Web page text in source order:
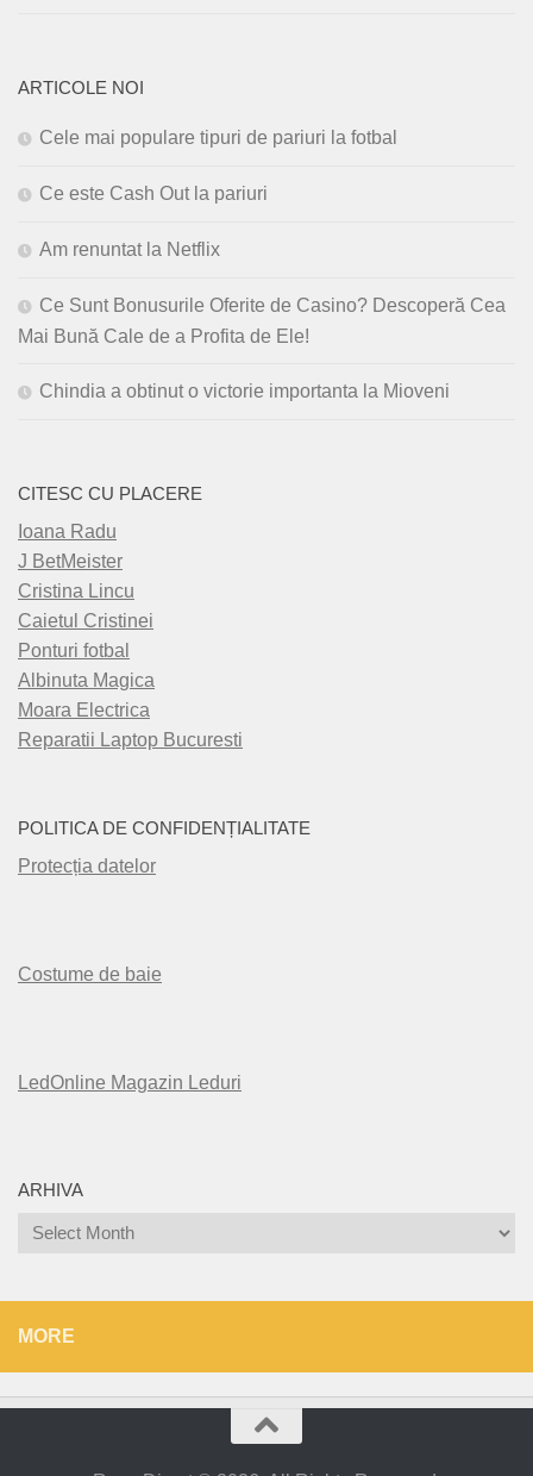
ARTICOLE NOI
Cele mai populare tipuri de pariuri la fotbal
Ce este Cash Out la pariuri
Am renuntat la Netflix
Ce Sunt Bonusurile Oferite de Casino? Descoperă Cea
Mai Bună Cale de a Profita de Ele!
Chindia a obtinut o victorie importanta la Mioveni
CITESC CU PLACERE
Ioana Radu
J BetMeister
Cristina Lincu
Caietul Cristinei
Ponturi fotbal
Albinuta Magica
Moara Electrica
Reparatii Laptop Bucuresti
POLITICA DE CONFIDENȚIALITATE
Protecția datelor
Costume de baie
LedOnline Magazin Leduri
ARHIVA
Arhiva
MORE